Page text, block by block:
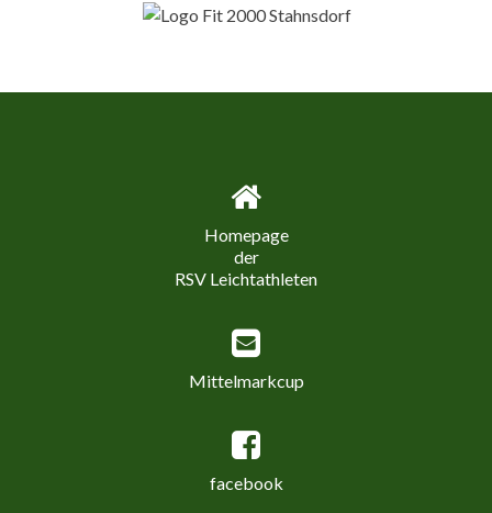
Homepage
der
RSV Leichtathleten
Mittelmarkcup
facebook